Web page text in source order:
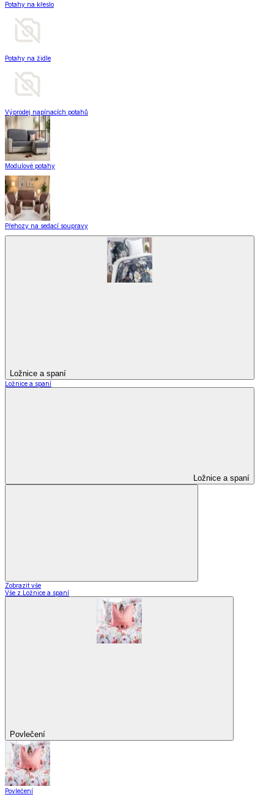
Potahy na křeslo
Potahy na židle
Výprodej napínacích potahů
Modulové potahy
Přehozy na sedací soupravy
Ložnice a spaní
Ložnice a spaní
Ložnice a spaní
Zobrazit vše
Vše z Ložnice a spaní
Povlečení
Povlečení